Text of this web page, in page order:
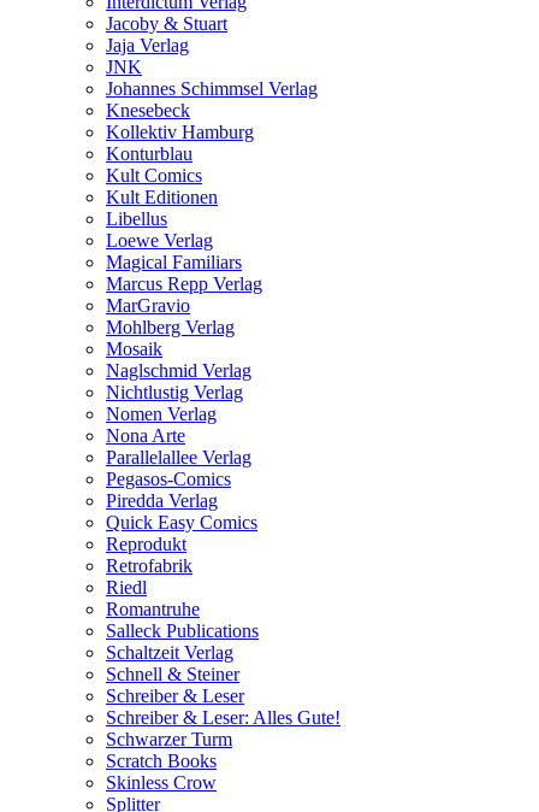
Jacoby & Stuart
Jaja Verlag
JNK
Johannes Schimmsel Verlag
Knesebeck
Kollektiv Hamburg
Konturblau
Kult Comics
Kult Editionen
Libellus
Loewe Verlag
Magical Familiars
Marcus Repp Verlag
MarGravio
Mohlberg Verlag
Mosaik
Naglschmid Verlag
Nichtlustig Verlag
Nomen Verlag
Nona Arte
Parallelallee Verlag
Pegasos-Comics
Piredda Verlag
Quick Easy Comics
Reprodukt
Retrofabrik
Riedl
Romantruhe
Salleck Publications
Schaltzeit Verlag
Schnell & Steiner
Schreiber & Leser
Schreiber & Leser: Alles Gute!
Schwarzer Turm
Scratch Books
Skinless Crow
Splitter